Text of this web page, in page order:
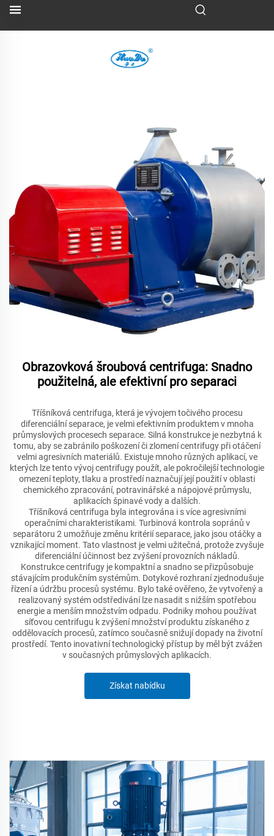
Obrazovková šroubová centrifuga: Snadno
použitelná, ale efektivní pro separaci
Tříšníková centrifuga, která je vývojem točivého procesu
diferenciální separace, je velmi efektivním produktem v mnoha
průmyslových procesech separace. Silná konstrukce je nezbytná k
tomu, aby se zabránilo poškození či zlomení centrifugy při otáčení
velmi agresivních materiálů. Existuje mnoho různých aplikací, ve
kterých lze tento vývoj centrifugy použít, ale pokročilejší technologie
omezení teploty, tlaku a prostředí naznačují její použití v oblasti
chemického zpracování, potravinářské a nápojové průmyslu,
aplikacích špinavé vody a dalších.
Tříšníková centrifuga byla integrována i s více agresivními
operačními charakteristikami. Turbinová kontrola sopránů v
separátoru 2 umožňuje změnu kritérií separace, jako jsou otáčky a
vznikající moment. Tato vlastnost je velmi užitečná, protože zvyšuje
diferenciální účinnost bez zvýšení provozních nákladů.
Konstrukce centrifugy je kompaktní a snadno se přizpůsobuje
stávajícím produkčním systémům. Dotykové rozhraní zjednodušuje
řízení a údržbu procesů systému. Bylo také ověřeno, že vytvořený a
realizovaný systém odstředivání lze nasadit s nižším spotřebou
energie a menším množstvím odpadu. Podniky mohou používat
síťovou centrifugu k zvýšení množství produktu získaného z
oddělovacích procesů, zatímco současně snižují dopady na životní
prostředí. Tento inovativní technologický přístup by měl být zvážen
v současných průmyslových aplikacích.
Získat nabídku